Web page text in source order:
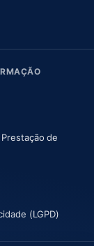
de
(LGPD)